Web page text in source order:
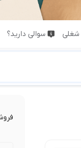
سوالی دارید؟